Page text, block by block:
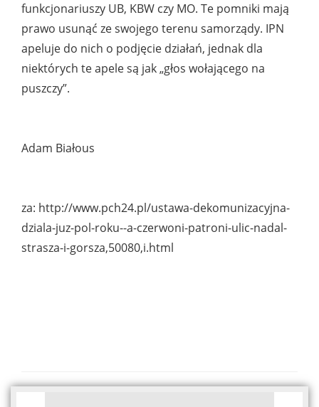
funkcjonariuszy UB, KBW czy MO. Te pomniki mają
prawo usunąć ze swojego terenu samorządy. IPN
apeluje do nich o podjęcie działań, jednak dla
niektórych te apele są jak „głos wołającego na
puszczy”.
Adam Białous
za: http://www.pch24.pl/ustawa-dekomunizacyjna-
dziala-juz-pol-roku--a-czerwoni-patroni-ulic-nadal-
strasza-i-gorsza,50080,i.html